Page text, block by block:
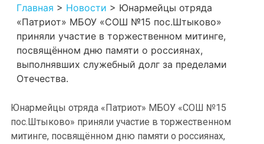
Главная > Новости > Юнармейцы отряда
«Патриот» МБОУ «СОШ №15 пос.Штыково»
приняли участие в торжественном митинге,
посвящённом дню памяти о россиянах,
выполнявших служебный долг за пределами
Отечества.
Юнармейцы отряда «Патриот» МБОУ «СОШ №15
пос.Штыково» приняли участие в торжественном
митинге, посвящённом дню памяти о россиянах,